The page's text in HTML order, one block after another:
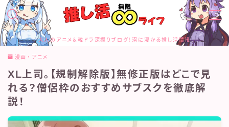
大人のアニメ＆韓ドラ深掘りブログ！沼に浸かる推し活情報
MENU
カテゴリー
サイトマップ
トップページ
プライバシーポリシー
メディアコンテンツポリシー
漫画・アニメ
XL上司。【規制解除版】無修正版はどこで見
れる？僧侶枠のおすすめサブスクを徹底解
説！